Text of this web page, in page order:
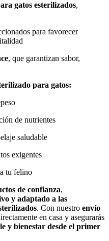
gatos esterilizados,
para favorecer
, que garantizan sabor,
para gatos:
de nutrientes
saludable
exigentes
tu felino
de confianza,
y adaptado a las
. Con nuestro envío
en casa y asegurarás
y bienestar desde el primer